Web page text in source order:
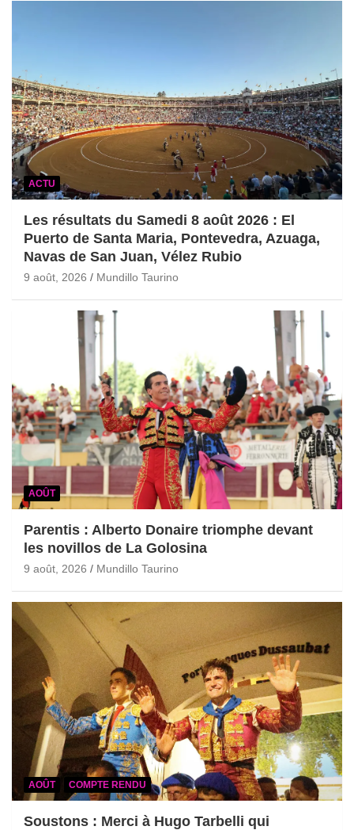
ACTU
Les résultats du Samedi 8 août 2026 : El
Puerto de Santa Maria, Pontevedra, Azuaga,
Navas de San Juan, Vélez Rubio
9 août, 2026 Mundillo Taurino
AOÛT
Parentis : Alberto Donaire triomphe devant
les novillos de La Golosina
9 août, 2026 Mundillo Taurino
AOÛT COMPTE RENDU
Soustons : Merci à Hugo Tarbelli qui